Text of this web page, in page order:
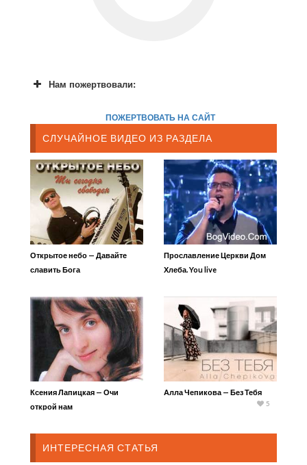
Нам пожертвовали:
ПОЖЕРТВОВАТЬ НА САЙТ
СЛУЧАЙНОЕ ВИДЕО ИЗ РАЗДЕЛА
Открытое небо — Давайте
славить Бога
Прославление Церкви Дом
Хлеба. You live
Ксения Лапицкая — Очи
открой нам
Алла Чепикова — Без Тебя
5
ИНТЕРЕСНАЯ СТАТЬЯ